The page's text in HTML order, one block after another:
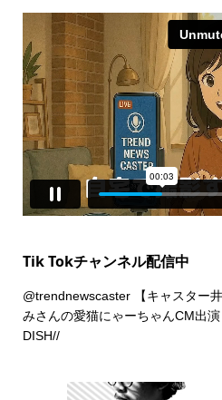
Tik Tokチャンネル配信中
@trendnewscaster【キャスター
みさんの愛猫にゃーちゃんCM出
DISH//